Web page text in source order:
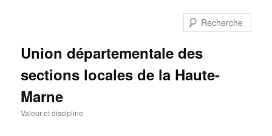
Union départementale des
sections locales de la Haute-
Marne
Valeur et discipline